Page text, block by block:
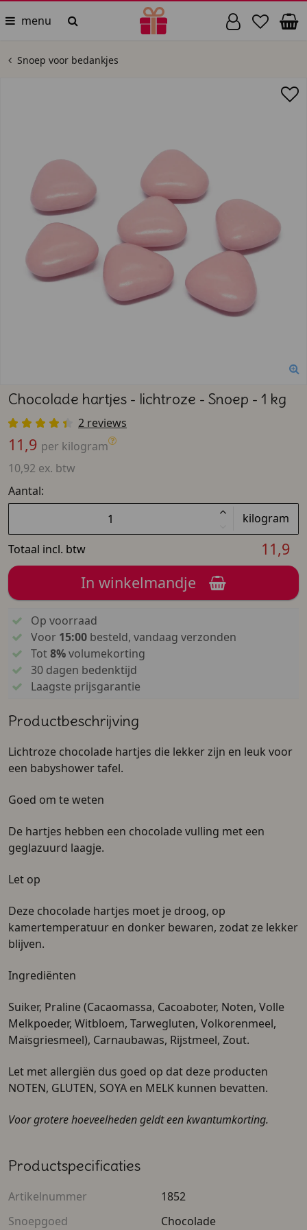
menu
Snoep voor bedankjes
Chocolade hartjes - lichtroze - Snoep - 1 kg
2 reviews
11,9 per kilogram
10,92 ex. btw
Aantal:
kilogram
Totaal incl. btw
11,9
In winkelmandje
Op voorraad
Voor 15:00besteld, vandaag verzonden
Tot8%volumekorting
30 dagen bedenktijd
Laagste prijsgarantie
Productbeschrijving
Lichtroze chocolade hartjes die lekker zijn en leuk voor
een babyshower tafel.
Goed om te weten
De hartjes hebben een chocolade vulling met een
geglazuurd laagje.
Let op
Deze chocolade hartjes moet je droog, op
kamertemperatuur en donker bewaren, zodat ze lekker
blijven.
Ingrediënten
Suiker, Praline (Cacaomassa, Cacoaboter, Noten, Volle
Melkpoeder, Witbloem, Tarwegluten, Volkorenmeel,
Maïsgriesmeel), Carnaubawas, Rijstmeel, Zout.
Let met allergiën dus goed op dat deze producten
NOTEN, GLUTEN, SOYA en MELK kunnen bevatten.
Voor grotere hoeveelheden geldt een kwantumkorting.
Productspecificaties
Artikelnummer
1852
Snoepgoed
Chocolade